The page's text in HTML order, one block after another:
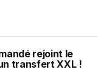
rejoint le
transfert XXL !